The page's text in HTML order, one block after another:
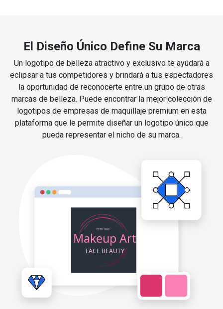
El Diseño Único Define Su Marca
Un logotipo de belleza atractivo y exclusivo te ayudará a
eclipsar a tus competidores y brindará a tus espectadores
la oportunidad de reconocerte entre un grupo de otras
marcas de belleza. Puede encontrar la mejor colección de
logotipos de empresas de maquillaje premium en esta
plataforma que le permite diseñar un logotipo único que
pueda representar el nicho de su marca.